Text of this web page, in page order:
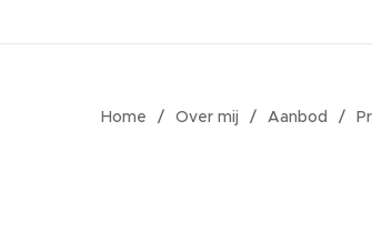
Home Over mij Aanbod